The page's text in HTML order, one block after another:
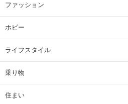
ファッション
ホビー
ライフスタイル
乗り物
住まい